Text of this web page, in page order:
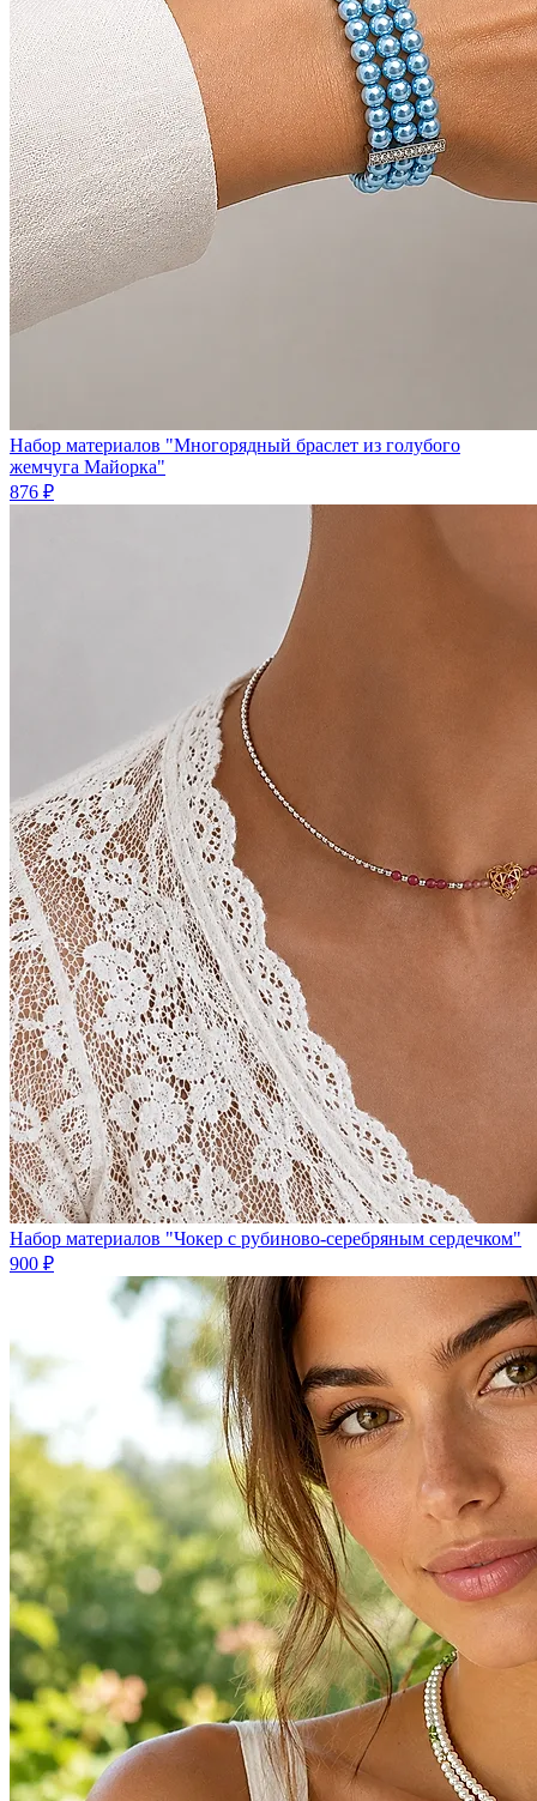
Набор материалов "Многорядный браслет из голубого
жемчуга Майорка"
876 ₽
Набор материалов "Чокер с рубиново-серебряным сердечком"
900 ₽